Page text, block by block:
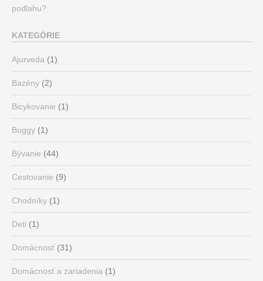
podlahu?
KATEGÓRIE
Ajurveda (1)
Bazény (2)
Bicykovanie (1)
Buggy (1)
Bývanie (44)
Cestovanie (9)
Chodníky (1)
Deti (1)
Domácnosť(31)
Domácnosť a zariadenia (1)